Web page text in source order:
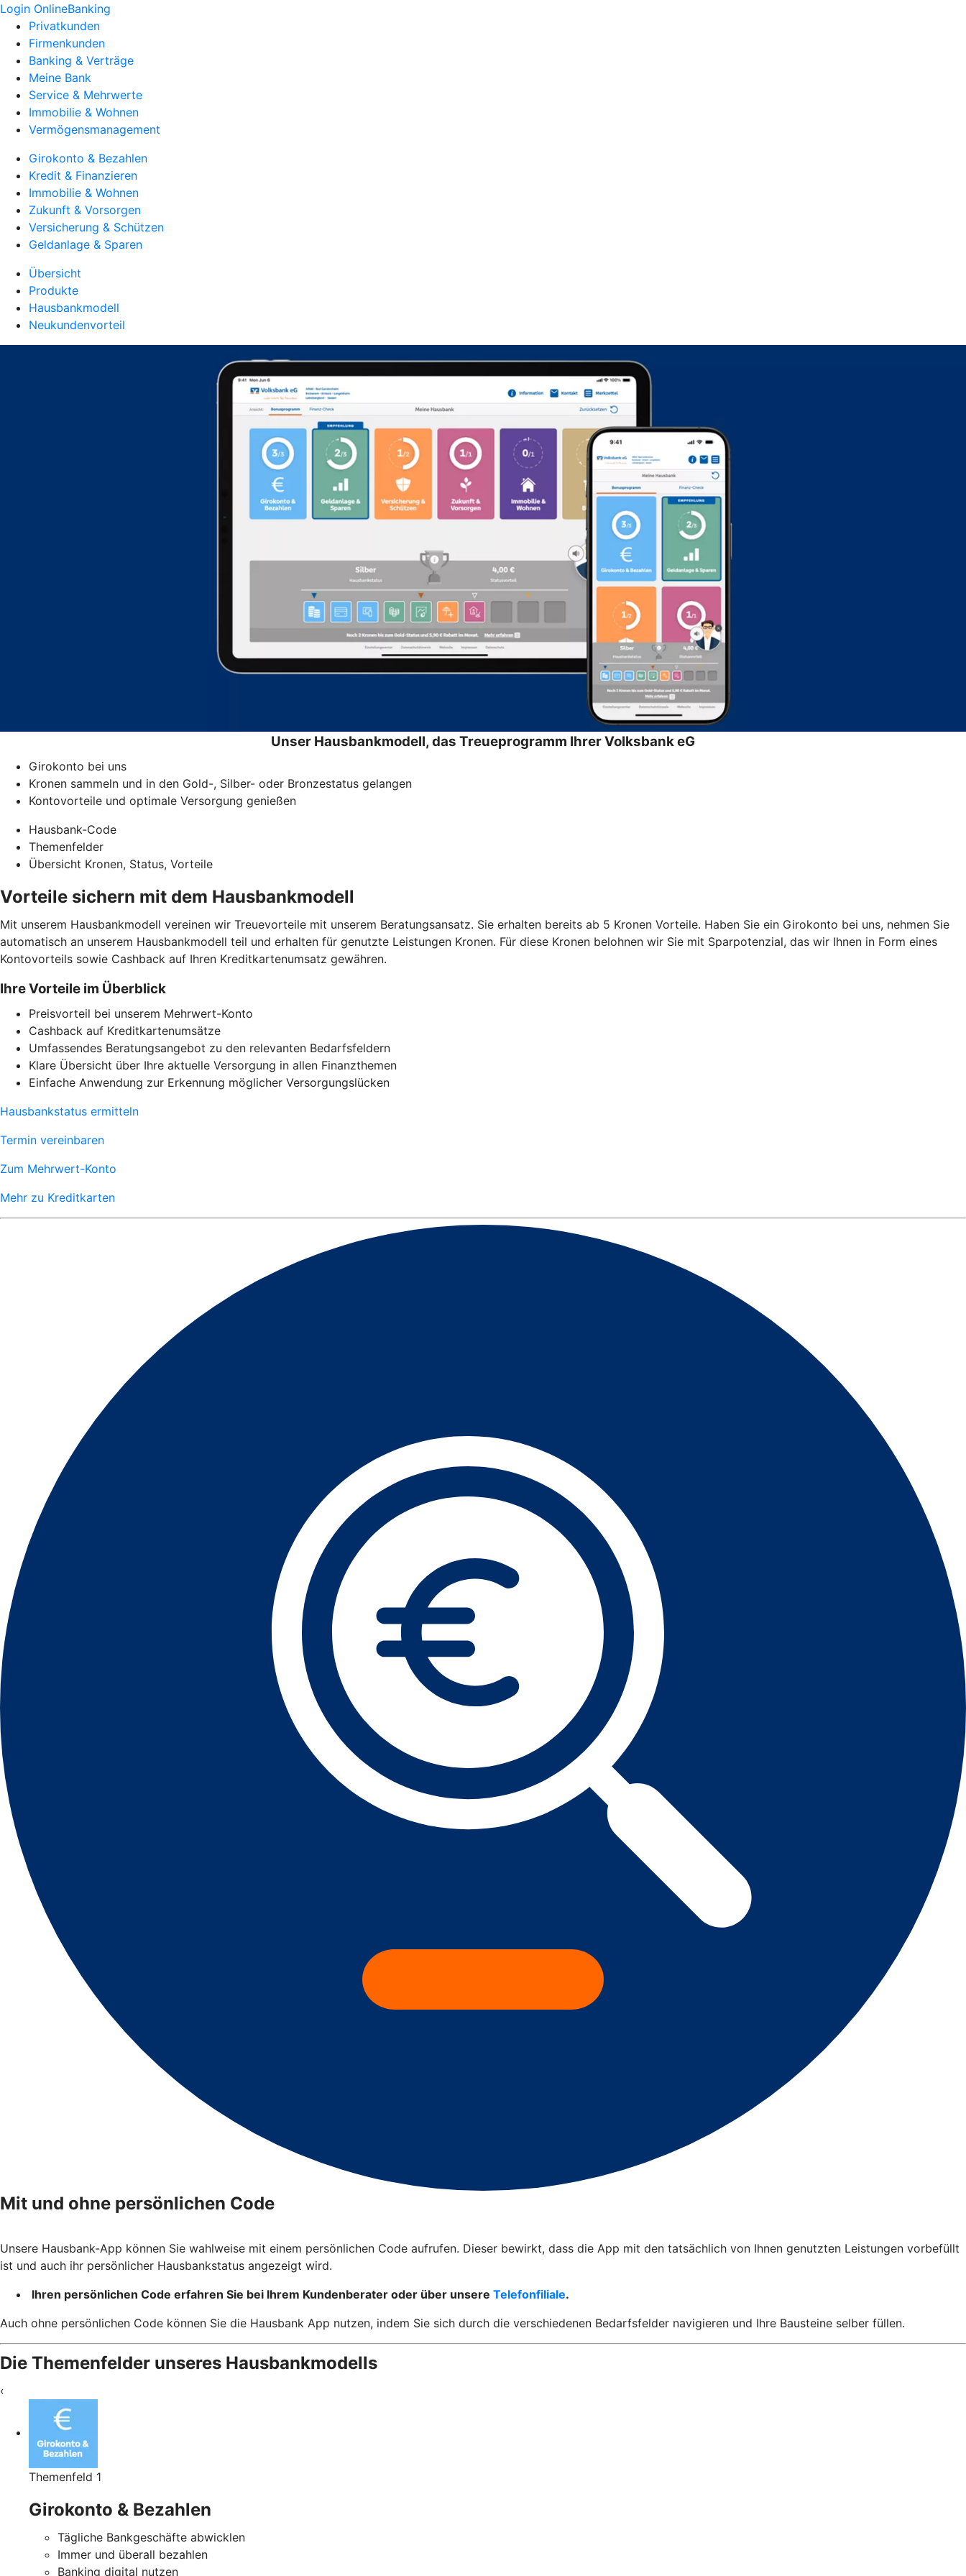
Login OnlineBanking
Privatkunden
Firmenkunden
Banking & Verträge
Meine Bank
Service & Mehrwerte
Immobilie & Wohnen
Vermögensmanagement
Girokonto & Bezahlen
Kredit & Finanzieren
Immobilie & Wohnen
Zukunft & Vorsorgen
Versicherung & Schützen
Geldanlage & Sparen
Übersicht
Produkte
Hausbankmodell
Neukundenvorteil
Unser Hausbankmodell, das Treueprogramm Ihrer Volksbank eG
Girokonto bei uns
Kronen sammeln und in den Gold-, Silber- oder Bronzestatus gelangen
Kontovorteile und optimale Versorgung genießen
Hausbank-Code
Themenfelder
Übersicht Kronen, Status, Vorteile
Vorteile sichern mit dem Hausbankmodell
Mit unserem Hausbankmodell vereinen wir Treuevorteile mit unserem Beratungsansatz. Sie erhalten bereits ab 5 Kronen Vorteile. Haben Sie ein Girokonto bei uns, nehmen Sie
automatisch an unserem Hausbankmodell teil und erhalten für genutzte Leistungen Kronen. Für diese Kronen belohnen wir Sie mit Sparpotenzial, das wir Ihnen in Form eines
Kontovorteils sowie Cashback auf Ihren Kreditkartenumsatz gewähren.
Ihre Vorteile im Überblick
Preisvorteil bei unserem Mehrwert-Konto
Cashback auf Kreditkartenumsätze
Umfassendes Beratungsangebot zu den relevanten Bedarfsfeldern
Klare Übersicht über Ihre aktuelle Versorgung in allen Finanzthemen
Einfache Anwendung zur Erkennung möglicher Versorgungslücken
Hausbankstatus ermitteln
Termin vereinbaren
Zum Mehrwert-Konto
Mehr zu Kreditkarten
Mit und ohne persönlichen Code
Unsere Hausbank-App können Sie wahlweise mit einem persönlichen Code aufrufen. Dieser bewirkt, dass die App mit den tatsächlich von Ihnen genutzten Leistungen vorbefüllt
ist und auch ihr persönlicher Hausbankstatus angezeigt wird.
Ihren persönlichen Code erfahren Sie bei Ihrem Kundenberater oder über unsere Telefonfiliale.
Auch ohne persönlichen Code können Sie die Hausbank App nutzen, indem Sie sich durch die verschiedenen Bedarfsfelder navigieren und Ihre Bausteine selber füllen.
Die Themenfelder unseres Hausbankmodells
‹
Themenfeld 1
Girokonto & Bezahlen
Tägliche Bankgeschäfte abwicklen
Immer und überall bezahlen
Banking digital nutzen